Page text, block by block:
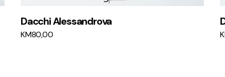
Dacchi Alessandrova
KM80,00